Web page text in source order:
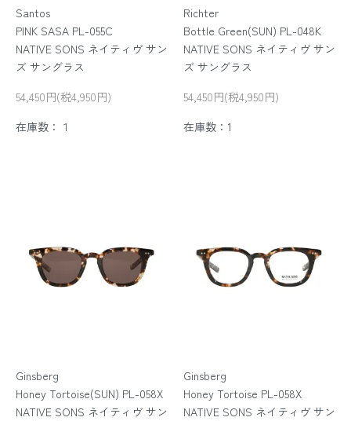
Santos
PINK SASA PL-055C
NATIVE SONS ネイティヴ サン
ズ サングラス
54,450円(税4,950円)
在庫数：１
Richter
Bottle Green(SUN) PL-048K
NATIVE SONS ネイティヴ サン
ズ サングラス
54,450円(税4,950円)
在庫数：1
Ginsberg
Honey Tortoise(SUN) PL-058X
NATIVE SONS ネイティヴ サン
Ginsberg
Honey Tortoise PL-058X
NATIVE SONS ネイティヴ サン